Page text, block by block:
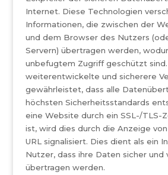
Internet. Diese Technologien
Informationen, die zwischen der
und dem Browser des Nutzers
Servern) übertragen werden,
unbefugtem Zugriff geschützt sind.
weiterentwickelte und sicherere
gewährleistet, dass alle
höchsten Sicherheitsstandards
eine Website durch ein SSL-/TLS-
ist, wird dies durch die Anzeige
URL signalisiert. Dies dient als ein
Nutzer, dass ihre Daten sicher und
übertragen werden.